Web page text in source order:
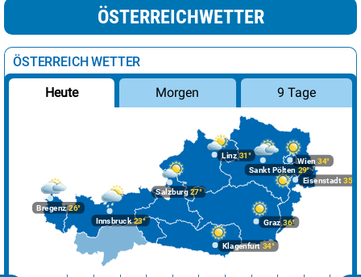
ÖSTERREICHWETTER
ÖSTERREICH WETTER
Heute Morgen 9 Tage
Bregenz26°
Graz36°
Innsbruck23°
Klagenfurt 34°
Linz31°
Salzburg27°
Wien 34°
Eisenstadt 35°
Sankt Pölten 29°